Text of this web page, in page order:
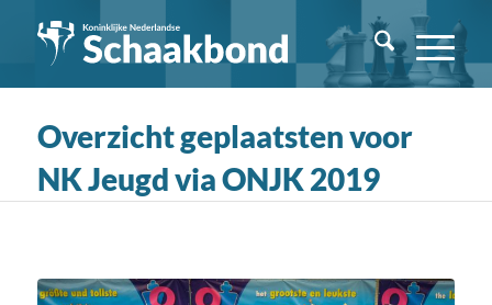
Overzicht geplaatsten voor
NK Jeugd via ONJK 2019